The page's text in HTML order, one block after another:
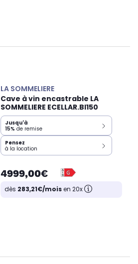
LA SOMMELIERE
Cave à vin encastrable LA
SOMMELIERE ECELLAR.BI150
Jusqu'à
15% de remise
Pensez
à la location
4999,00€
dès 283,21€/moisen 20x